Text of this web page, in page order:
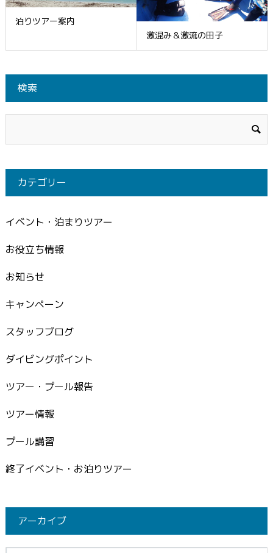
泊りツアー案内
激混み＆激流の田子
検索
カテゴリー
イベント・泊まりツアー
お役立ち情報
お知らせ
キャンペーン
スタッフブログ
ダイビングポイント
ツアー・プール報告
ツアー情報
プール講習
終了イベント・お泊りツアー
アーカイブ